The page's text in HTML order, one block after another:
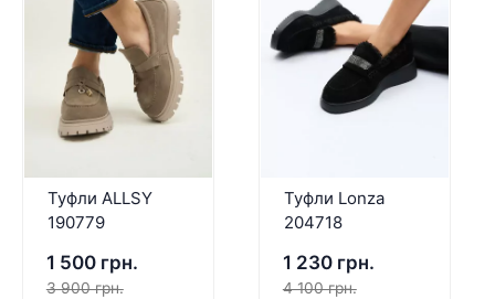
Туфли ALLSY
190779
1 500 грн.
3 900 грн.
Туфли Lonza
204718
1 230 грн.
4 100 грн.